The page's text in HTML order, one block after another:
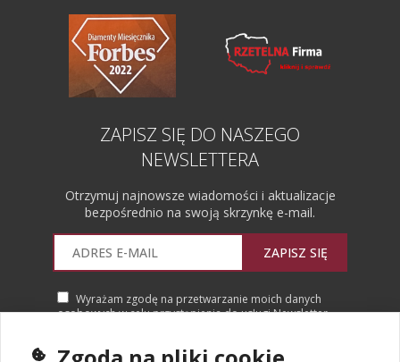
ZAPISZ SIĘ DO NASZEGO
NEWSLETTERA
Otrzymuj najnowsze wiadomości i aktualizacje
bezpośrednio na swoją skrzynkę e-mail.
ZAPISZ SIĘ
Wyrażam zgodę na przetwarzanie moich danych
osobowych w celu przystąpienia do usługi Newsletter.